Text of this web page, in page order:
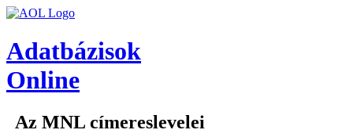
Adatbázisok
Online
Az MNL címereslevelei